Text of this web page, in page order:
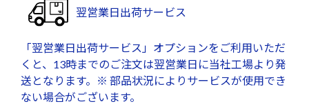
翌営業日出荷サービス
「翌営業日出荷サービス」オプションをご利用いただ
くと、13時までのご注文は翌営業日に当社工場より発
送となります。※ 部品状況によりサービスが使用でき
ない場合がございます。